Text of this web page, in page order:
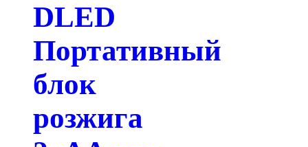
DLED
Портативный
блок
розжига